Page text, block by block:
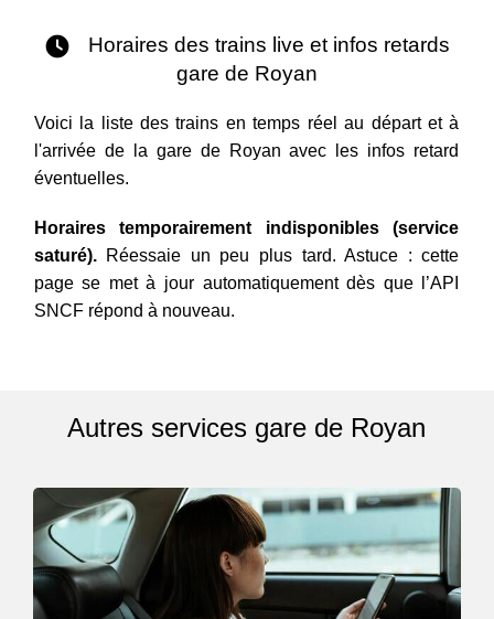
Horaires des trains live et infos retards
gare de Royan
Voici la liste des trains en temps réel au départ et à
l'arrivée de la gare de Royan avec les infos retard
éventuelles.
Horaires temporairement indisponibles (service
saturé).Réessaie un peu plus tard. Astuce : cette
page se met à jour automatiquement dès que l’API
SNCF répond à nouveau.
Autres services gare de Royan